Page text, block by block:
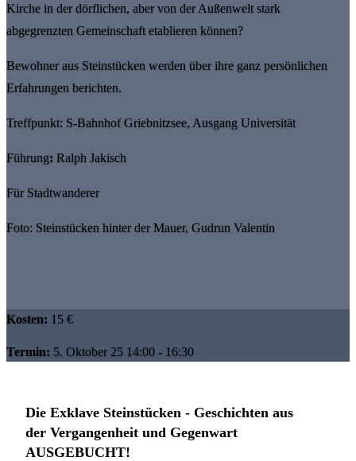
Kirche in der dörflichen, aber von der Außenwelt stark
abgegrenzten Gemeinschaft etablieren können?
Bewohner aus Steinstücken werden über ihre ganz persönlichen
Erfahrungen berichten.
Treffpunkt: S-Bahnhof Griebnitzsee, Ausgang Universität
Führung: Ralph Jakisch
Für Stadtwanderer
Foto: Steinstücken hinter der Mauer, Gudrun Valentin
Kosten: 15 €
Termin: 5. Oktober 25 14:00 - 16:30
Die Exklave Steinstücken - Geschichten aus
der Vergangenheit und Gegenwart
AUSGEBUCHT!